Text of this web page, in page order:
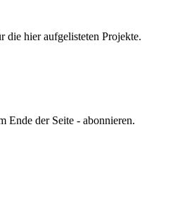
die hier aufgelisteten Projekte.
Ende der Seite - abonnieren.